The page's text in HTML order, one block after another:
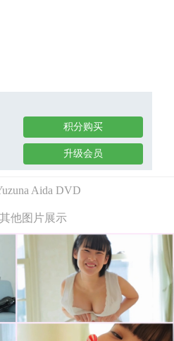
积分购买
升级会员
Aida DVD
他图片展示